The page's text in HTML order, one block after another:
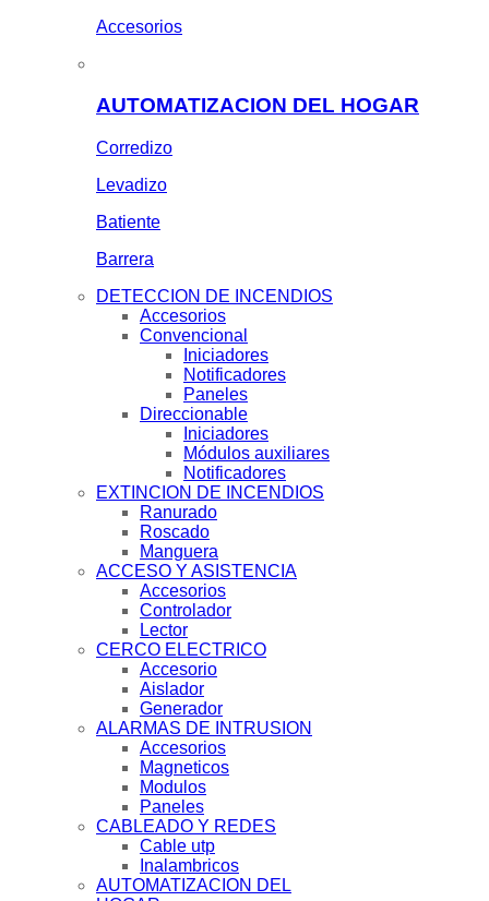
Accesorios
AUTOMATIZACION DEL HOGAR
Corredizo
Levadizo
Batiente
Barrera
DETECCION DE INCENDIOS
Accesorios
Convencional
Iniciadores
Notificadores
Paneles
Direccionable
Iniciadores
Módulos auxiliares
Notificadores
EXTINCION DE INCENDIOS
Ranurado
Roscado
Manguera
ACCESO Y ASISTENCIA
Accesorios
Controlador
Lector
CERCO ELECTRICO
Accesorio
Aislador
Generador
ALARMAS DE INTRUSION
Accesorios
Magneticos
Modulos
Paneles
CABLEADO Y REDES
Cable utp
Inalambricos
AUTOMATIZACION DEL